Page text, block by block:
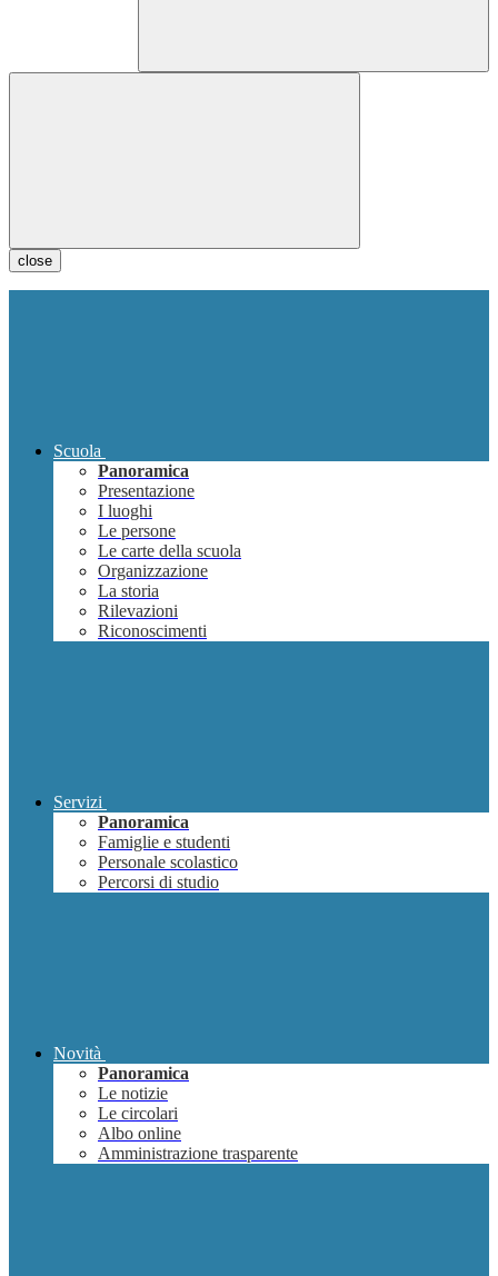
close
Scuola
Panoramica
Presentazione
I luoghi
Le persone
Le carte della scuola
Organizzazione
La storia
Rilevazioni
Riconoscimenti
Servizi
Panoramica
Famiglie e studenti
Personale scolastico
Percorsi di studio
Novità
Panoramica
Le notizie
Le circolari
Albo online
Amministrazione trasparente